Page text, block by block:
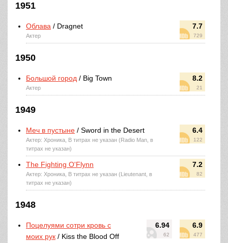
1951
7.7
729
Облава / Dragnet
Актер
1950
8.2
21
Большой город / Big Town
Актер
1949
6.4
122
Меч в пустыне / Sword in the Desert
Актер: Хроника, В титрах не указан (Radio Man, в
титрах не указан)
7.2
82
The Fighting O'Flynn
Актер: Хроника, В титрах не указан (Lieutenant, в
титрах не указан)
1948
6.94
62
6.9
477
Поцелуями сотри кровь с
моих рук / Kiss the Blood Off